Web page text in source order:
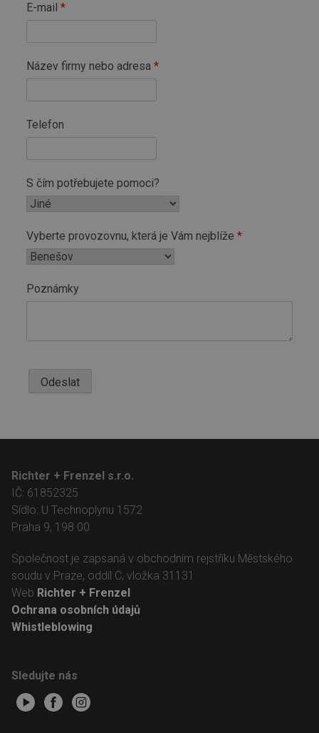
E-mail
Název firmy nebo adresa
Telefon
S čím potřebujete pomoci?
Vyberte provozovnu, která je Vám nejblíže
Poznámky
Odeslat
Richter + Frenzel s.r.o.
IČ: 61852325
Sídlo: U Technoplynu 1572
Praha 9, 198 00
Společnost je zapsaná v obchodním rejstříku Městského
soudu v Praze, oddíl C, vložka 31131
Web Richter + Frenzel
Ochrana osobních údajů
Whistleblowing
Sledujte nás